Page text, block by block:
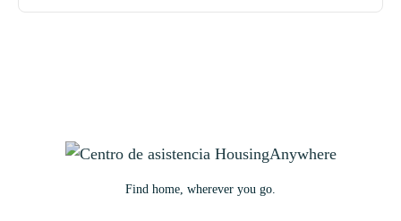
Find home, wherever you go.